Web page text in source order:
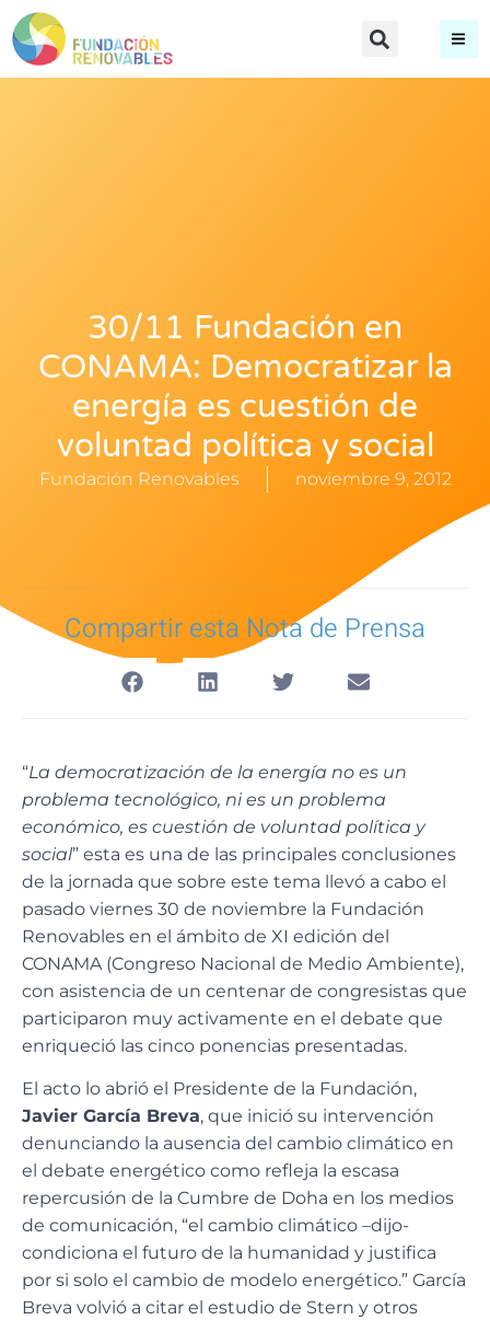
30/11 Fundación en
CONAMA: Democratizar la
energía es cuestión de
voluntad política y social
Fundación Renovables noviembre 9, 2012
Compartir esta Nota de Prensa
“La democratización de la energía no es un
problema tecnológico, ni es un problema
económico, es cuestión de voluntad política y
social” esta es una de las principales conclusiones
de la jornada que sobre este tema llevó a cabo el
pasado viernes 30 de noviembre la Fundación
Renovables en el ámbito de XI edición del
CONAMA (Congreso Nacional de Medio Ambiente),
con asistencia de un centenar de congresistas que
participaron muy activamente en el debate que
enriqueció las cinco ponencias presentadas.
El acto lo abrió el Presidente de la Fundación,
Javier García Breva, que inició su intervención
denunciando la ausencia del cambio climático en
el debate energético como refleja la escasa
repercusión de la Cumbre de Doha en los medios
de comunicación, “el cambio climático –dijo-
condiciona el futuro de la humanidad y justifica
por si solo el cambio de modelo energético.” García
Breva volvió a citar el estudio de Stern y otros